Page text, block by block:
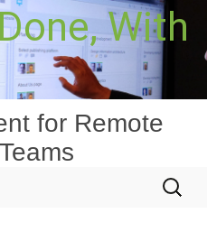
With
for Remote
για: